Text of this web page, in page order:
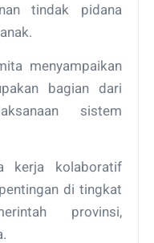
tindak pidana
menyampaikan
bagian dari
sistem
kerja kolaboratif
di tingkat
provinsi,